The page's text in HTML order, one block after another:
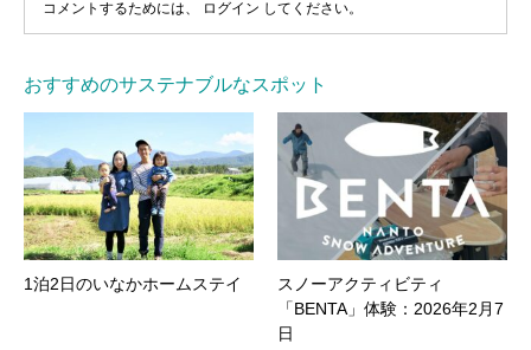
コメントするためには、 ログイン してください。
おすすめのサステナブルなスポット
1泊2日のいなかホームステイ
スノーアクティビティ
「BENTA」体験：2026年2月7
日